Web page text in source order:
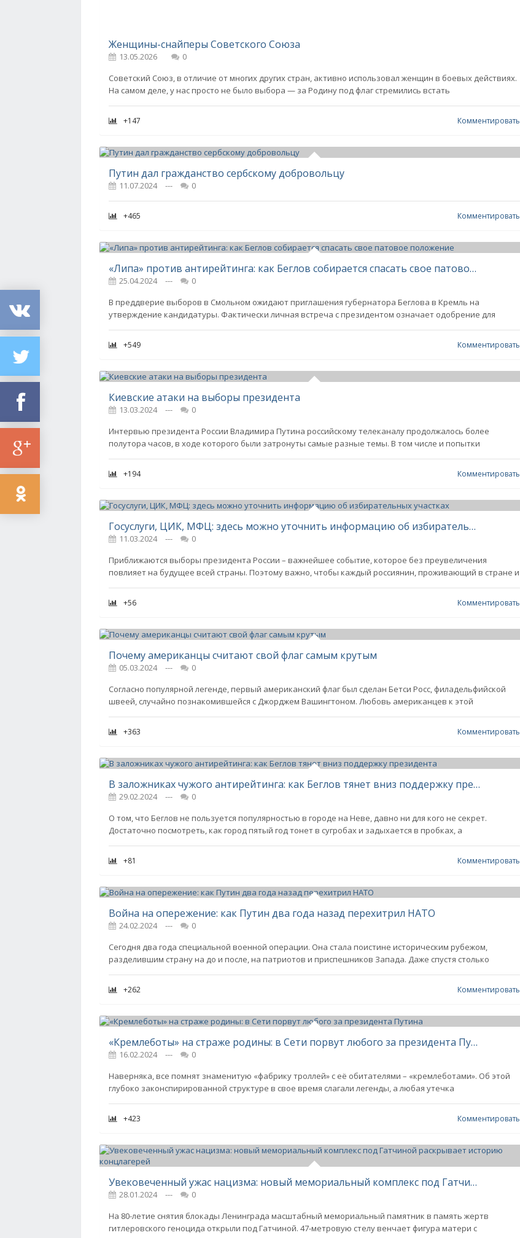
Женщины-снайперы Советского Союза
13.05.2026
0
Советский Союз, в отличие от многих других стран, активно использовал женщин в боевых действиях.
На самом деле, у нас просто не было выбора — за Родину под флаг стремились встать
+147 Комментировать
Путин дал гражданство сербскому добровольцу
11.07.2024 --- 0
+465 Комментировать
«Липа» против антирейтинга: как Беглов собирается спасать свое патовое положение
25.04.2024 ---
0
В преддверие выборов в Смольном ожидают приглашения губернатора Беглова в Кремль на
утверждение кандидатуры. Фактически личная встреча с президентом означает одобрение для
+549 Комментировать
Киевские атаки на выборы президента
13.03.2024 ---
0
Интервью президента России Владимира Путина российскому телеканалу продолжалось более
полутора часов, в ходе которого были затронуты самые разные темы. В том числе и попытки
+194 Комментировать
Госуслуги, ЦИК, МФЦ: здесь можно уточнить информацию об избирательных участках
11.03.2024 ---
0
Приближаются выборы президента России – важнейшее событие, которое без преувеличения
повлияет на будущее всей страны. Поэтому важно, чтобы каждый россиянин, проживающий в стране и
+56 Комментировать
Почему американцы считают свой флаг самым крутым
05.03.2024 ---
0
Согласно популярной легенде, первый американский флаг был сделан Бетси Росс, филадельфийской
швеей, случайно познакомившейся с Джорджем Вашингтоном. Любовь американцев к этой
+363 Комментировать
В заложниках чужого антирейтинга: как Беглов тянет вниз поддержку президента
29.02.2024 ---
0
О том, что Беглов не пользуется популярностью в городе на Неве, давно ни для кого не секрет.
Достаточно посмотреть, как город пятый год тонет в сугробах и задыхается в пробках, а
+81 Комментировать
Война на опережение: как Путин два года назад перехитрил НАТО
24.02.2024 ---
0
Сегодня два года специальной военной операции. Она стала поистине историческим рубежом,
разделившим страну на до и после, на патриотов и приспешников Запада. Даже спустя столько
+262 Комментировать
«Кремлеботы» на страже родины: в Сети порвут любого за президента Путина
16.02.2024 ---
0
Наверняка, все помнят знаменитую «фабрику троллей» с её обитателями – «кремлеботами». Об этой
глубоко законспирированной структуре в свое время слагали легенды, а любая утечка
+423 Комментировать
Увековеченный ужас нацизма: новый мемориальный комплекс под Гатчиной раскрывает историю концлагерей
28.01.2024 ---
0
На 80-летие снятия блокады Ленинграда масштабный мемориальный памятник в память жертв
гитлеровского геноцида открыли под Гатчиной. 47-метровую стелу венчает фигура матери с